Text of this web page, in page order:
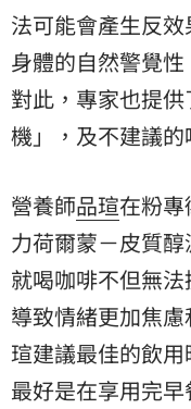
法可能會產生反
身體的自然警覺
對此，專家也提
機」，及不建議的
營養師品瑄在粉
力荷爾蒙－皮質
就喝咖啡不但無
導致情緒更加焦
瑄建議最佳的飲
最好是在享用完